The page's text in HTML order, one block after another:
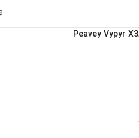
Peavey Vypyr X3